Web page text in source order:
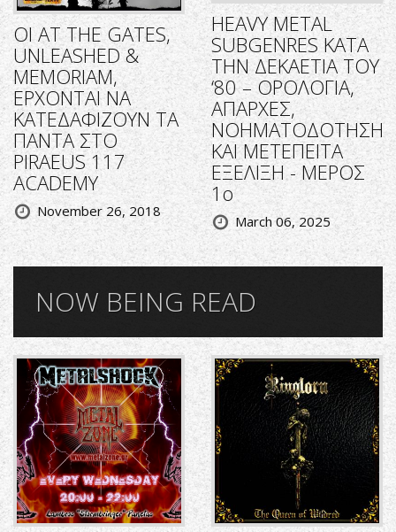
ΟΙ AT THE GATES,
UNLEASHED &
MEMORIAM,
ΕΡΧΟΝΤΑΙ ΝΑ
ΚΑΤΕΔΑΦΙΖΟΥΝ ΤΑ
ΠΑΝΤΑ ΣΤΟ
PIRAEUS 117
ACADEMY
November 26, 2018
HEAVY METAL
SUBGENRES ΚΑΤΑ
ΤΗΝ ΔΕΚΑΕΤΙΑ ΤΟΥ
‘80 – ΟΡΟΛΟΓΙΑ,
ΑΠΑΡΧΕΣ,
ΝΟΗΜΑΤΟΔΟΤΗΣΗ
ΚΑΙ ΜΕΤΕΠΕΙΤΑ
ΕΞΕΛΙΞΗ - ΜΕΡΟΣ
1ο
March 06, 2025
NOW BEING READ